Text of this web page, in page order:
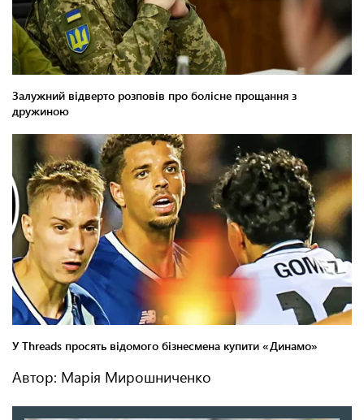
Автор: Марія Мирошниченко